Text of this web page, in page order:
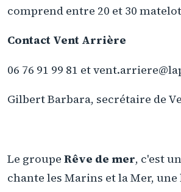
comprend entre 20 et 30
Contact Vent Arrière
06 76 91 99 81 et
Gilbert Barbara, secrétaire de
Le groupe Rêve de mer, c'est
chante les Marins et la Mer, une